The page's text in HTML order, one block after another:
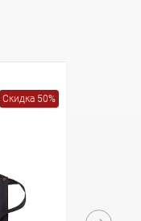
Скидка 50%